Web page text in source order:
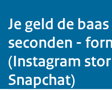
Je geld de
seconden -
(Instagram
Snapchat)